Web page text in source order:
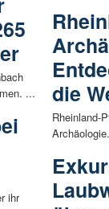
...
ihr
die
Rheinland-